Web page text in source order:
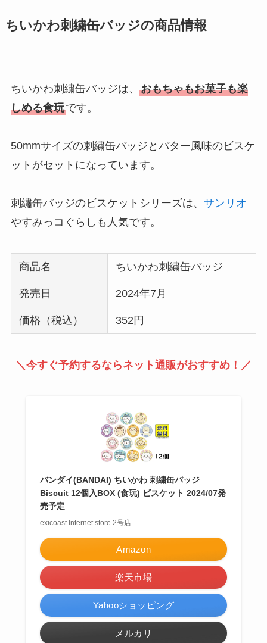
ちいかわ刺繍缶バッジの商品情報
ちいかわ刺繍缶バッジは、 おもちゃもお菓子も楽
しめる食玩です。
50mmサイズの刺繍缶バッジとバター風味のビスケ
ットがセットになっています。
刺繡缶バッジのビスケットシリーズは、 サンリオ
やすみっコぐらしも人気です。
商品名 ちいかわ刺繍缶バッジ
発売日 2024年7月
価格（税込） 352円
＼今すぐ予約するならネット通販がおすすめ！／
バンダイ(BANDAI) ちいかわ 刺繍缶バッジ
Biscuit 12個入BOX (食玩) ビスケット 2024/07発
売予定
exicoast Internet store 2号店
Amazon
楽天市場
Yahooショッピング
メルカリ